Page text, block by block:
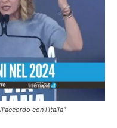
con l'Italia"